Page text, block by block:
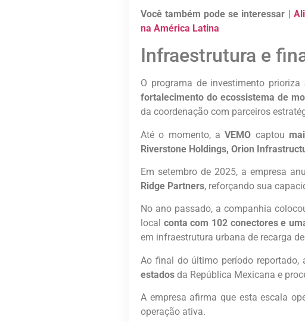
Você também pode se interessar |
na América Latina
Infraestrutura e
O programa de investimento prioriza
fortalecimento do ecossistema de
da coordenação com parceiros
Até o momento, aVEMO captou
Riverstone Holdings, Orion
Em setembro de 2025, a empresa
Ridge Partners, reforçando sua
No ano passado, a companhia
local conta com 102 conectores e
em infraestrutura urbana de recarga
Ao final do último período reportado,
estados da República Mexicana e
A empresa afirma que esta escala
operação ativa.